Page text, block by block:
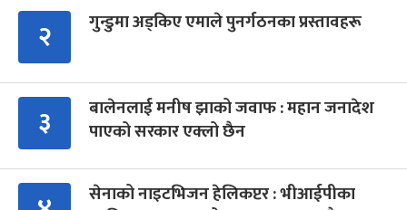
२ गुन्डुमा अड्किए एमाले पुनर्गठनका प्रस्तावहरू
३
बालेनलाई मनीष झाको जवाफ : महान जनादेश
पाएको सरकार एक्लो छैन
सेनाको नाइटभिजन हेलिकप्टर : भीआईपीका